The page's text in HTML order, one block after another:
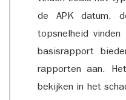
de APK datum,
topsnelheid
basisrapport
rapporten aan.
bekijken in het